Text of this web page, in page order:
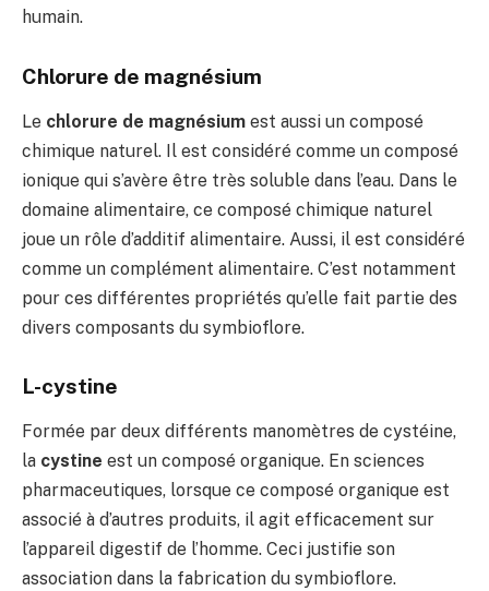
humain.
Chlorure de magnésium
Le chlorure de magnésium est aussi un composé
chimique naturel. Il est considéré comme un composé
ionique qui s’avère être très soluble dans l’eau. Dans le
domaine alimentaire, ce composé chimique naturel
joue un rôle d’additif alimentaire. Aussi, il est considéré
comme un complément alimentaire. C’est notamment
pour ces différentes propriétés qu’elle fait partie des
divers composants du symbioflore.
L-cystine
Formée par deux différents manomètres de cystéine,
la cystine est un composé organique. En sciences
pharmaceutiques, lorsque ce composé organique est
associé à d’autres produits, il agit efficacement sur
l’appareil digestif de l’homme. Ceci justifie son
association dans la fabrication du symbioflore.